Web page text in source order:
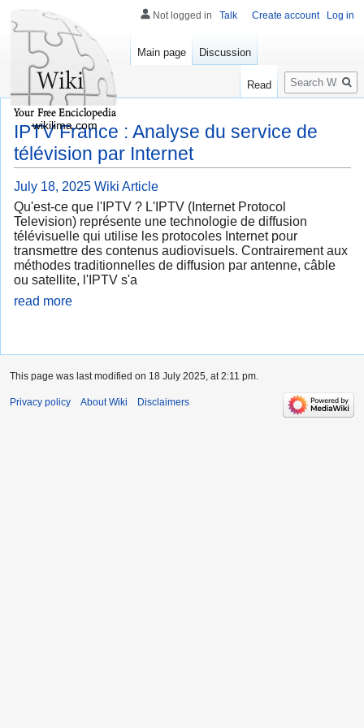
IPTV France : Analyse du service de
télévision par Internet
July 18, 2025 Wiki Article
Qu'est-ce que l'IPTV ? L'IPTV (Internet Protocol
Television) représente une technologie de diffusion
télévisuelle qui utilise les protocoles Internet pour
transmettre des contenus audiovisuels. Contrairement aux
méthodes traditionnelles de diffusion par antenne, câble
ou satellite, l'IPTV s'a
read more
Not logged in Talk Create account Log in
Main page Discussion
Read
Search
wikilima.com
This page was last modified on 18 July 2025, at 2:11 pm.
Privacy policy About Wiki Disclaimers